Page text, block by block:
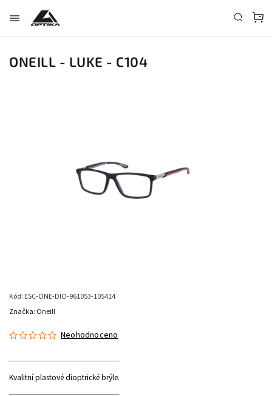
ONEILL - LUKE - C104
Kód: ESC-ONE-DIO-961053-105414
Neohodnoceno
Kvalitní plastové dioptrické brýle.
Značka: Oneill